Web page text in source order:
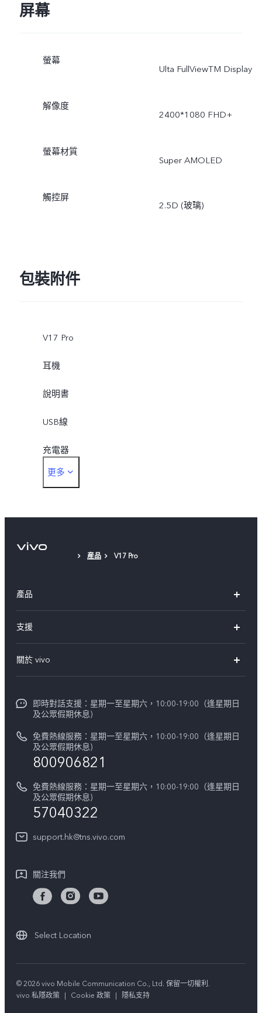
屏幕
螢幕
Ulta FullViewTM Display
解像度
2400*1080 FHD+
螢幕材質
Super AMOLED
觸控屏
2.5D (玻璃)
包裝附件
V17 Pro
耳機
說明書
USB線
充電器
SIM卡針
更多
産品 V17 Pro
產品
X300
Y21d
支援
服務中心
Funtouch OS
系統升級
零配件價格查詢
IMEI 碼驗證
維修進度
保修條款
客戶服務私隱聲明
關於 vivo
新聞資訊
vivo工作
法律聲明
vivo 私隱中心
即時對話支援：星期一至星期六，10:00-19:00（逢星期日
及公眾假期休息)
免費熱線服務：星期一至星期六，10:00-19:00（逢星期日
及公眾假期休息)
800906821
免費熱線服務：星期一至星期六，10:00-19:00（逢星期日
及公眾假期休息)
57040322
support.hk@tns.vivo.com
關注我們
Select Location
© 2026 vivo Mobile Communication Co., Ltd. 保留一切權利.
vivo 私隱政策 | Cookie 政策 | 隱私支持